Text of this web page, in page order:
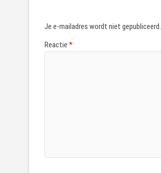
Je e-mailadres wordt niet gepubliceerd.
Reactie *